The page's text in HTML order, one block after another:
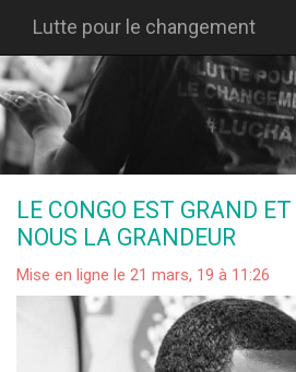
Lutte pour le changement
LE CONGO EST GRAND
NOUS LA GRANDEUR
Mise en ligne le 21 mars, 19 à 11:26